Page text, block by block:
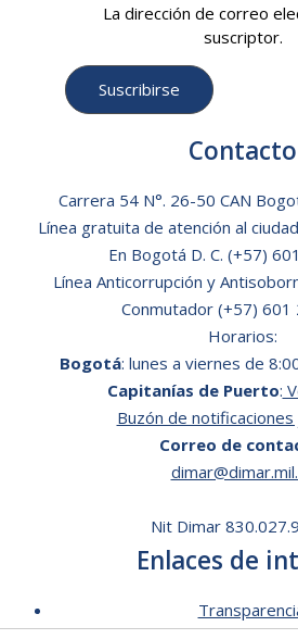
La dirección de correo
suscriptor.
Contacto
Carrera 54 N°. 26-50 CAN
Línea gratuita de atención al
En Bogotá D. C. (+57)
Línea Anticorrupción y
Conmutador (+57) 601
Horarios:
Bogotá: lunes a viernes de
Capitanías de Puerto:
Buzón de notificaciones
Correo de
Nit Dimar
Enlaces de